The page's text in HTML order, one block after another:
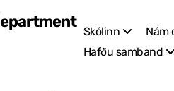
Skólinn Nám
Hafðu samband